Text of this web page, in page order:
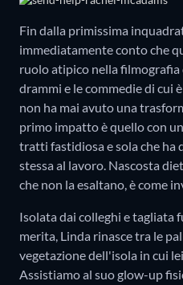
Fin dalla primissima
immediatamente conto che
ruolo atipico nella
drammi e le commedie di cui
non ha mai avuto una
primo impatto è quello con
tratti fastidiosa e sola che ha
stessa al lavoro. Nascosta
che non la esaltano, è come
Isolata dai colleghi e tagliata
merita, Linda rinasce tra le
vegetazione dell'isola in cui
Assistiamo al suo glow-up